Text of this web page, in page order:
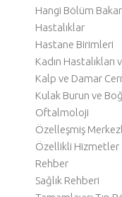
Hangi Bölüm Bakar
Hastalıklar
Hastane Birimleri
Kadın Hastalıkları
Kalp ve Damar
Kulak Burun ve
Oftalmoloji
Özelleşmiş
Özellikli Hizmetler
Rehber
Sağlık Rehberi